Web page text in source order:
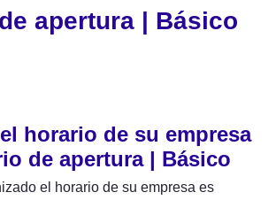
apertura | Básico
horario de su empresa
de apertura | Básico
el horario de su empresa es